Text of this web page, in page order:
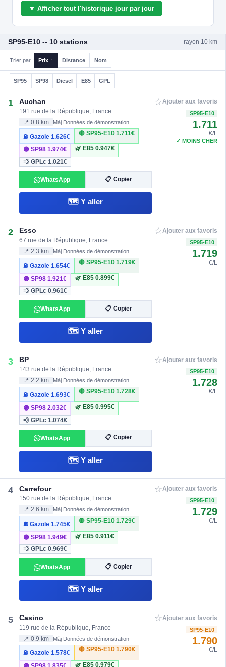
▼ Afficher tout l'historique jour par jour
SP95-E10 -- 10 stations rayon 10 km
Trier par : Prix ↑ Distance Nom
SP95 SP98 Diesel E85 GPL
1 Auchan
191 rue de la République, France
📍 0.8 km Màj Données de démonstration
⛽ Gazole1.626€
🔴 SP95-E10 1.711€
🟣 SP981.974€ 🌿 E85 0.947€
💨 GPLc1.021€
WhatsApp 📋 Copier
🗺️ Y aller
☆Ajouter aux favoris
SP95-E10
1.711
€/L
✓ MOINS CHER
2 Esso
67 rue de la République, France
📍 2.3 km Màj Données de démonstration
⛽ Gazole1.654€
🔴 SP95-E10 1.719€
🟣 SP981.921€ 🌿 E85 0.899€
💨 GPLc0.961€
WhatsApp 📋 Copier
🗺️ Y aller
☆Ajouter aux favoris
SP95-E10
1.719
€/L
3 BP
143 rue de la République, France
📍 2.2 km Màj Données de démonstration
⛽ Gazole1.693€
🔴 SP95-E10 1.728€
🟣 SP982.032€ 🌿 E85 0.995€
💨 GPLc1.074€
WhatsApp 📋 Copier
🗺️ Y aller
☆Ajouter aux favoris
SP95-E10
1.728
€/L
4 Carrefour
150 rue de la République, France
📍 2.6 km Màj Données de démonstration
⛽ Gazole1.745€
🔴 SP95-E10 1.729€
🟣 SP981.949€ 🌿 E85 0.911€
💨 GPLc0.969€
WhatsApp 📋 Copier
🗺️ Y aller
☆Ajouter aux favoris
SP95-E10
1.729
€/L
5 Casino
119 rue de la République, France
📍 0.9 km Màj Données de démonstration
⛽ Gazole1.578€
🔴 SP95-E10 1.790€
🌿 E85 0.979€
☆Ajouter aux favoris
SP95-E10
1.790
€/L